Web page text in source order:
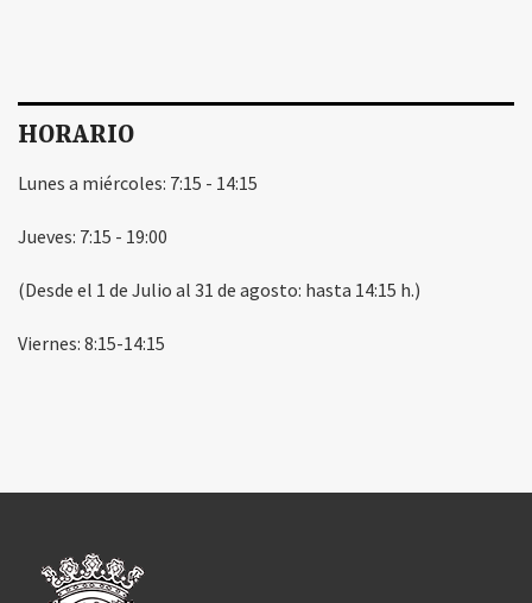
HORARIO
Lunes a miércoles: 7:15 - 14:15
Jueves: 7:15 - 19:00
(Desde el 1 de Julio al 31 de agosto: hasta 14:15 h.)
Viernes: 8:15-14:15